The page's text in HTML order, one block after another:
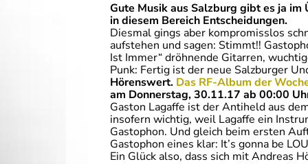
Gute Musik aus Salzburg gibt es ja
in diesem Bereich Entscheidungen.
Diesmal gings aber kompromisslos
aufstehen und sagen: Stimmt!!
Ist Immer“ dröhnende Gitarren,
Punk: Fertig ist der neue Salzburger
Hörenswert. Das RF-Album der
am Donnerstag, 30.11.17 ab 00:00
Gaston Lagaffe ist der Antiheld aus
insofern wichtig, weil Lagaffe ein
Gastophon. Und gleich beim ersten
Gastophon eines klar: It’s gonna be
Ein Glück also, dass sich mit Andreas